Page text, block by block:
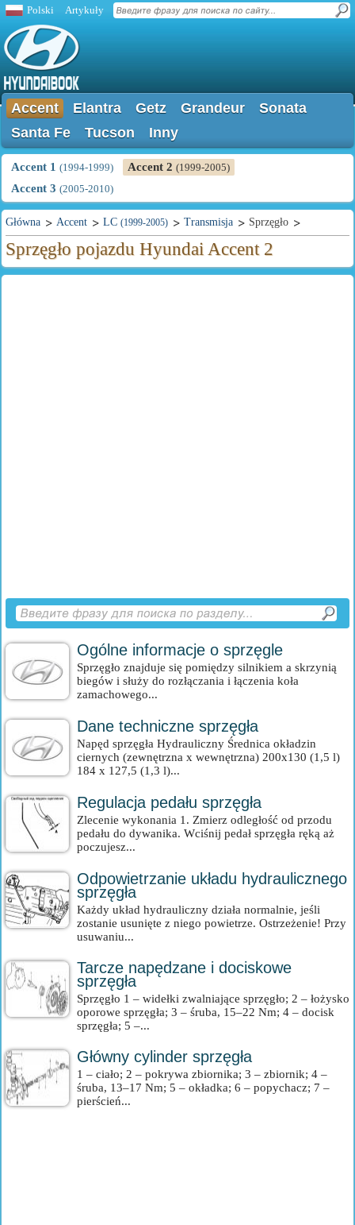
Polski Artykuły
Accent Elantra Getz Grandeur
Sonata
Santa Fe
Tucson Inny
Accent 1 (1994-1999) Accent 2 (1999-2005)
Accent 3 (2005-2010)
Główna Accent LC (1999-2005) Transmisja Sprzęgło
Sprzęgło pojazdu Hyundai Accent 2
Ogólne informacje o sprzęgle
Sprzęgło znajduje się pomiędzy silnikiem a skrzynią
biegów i służy do rozłączania i łączenia koła
zamachowego...
Dane techniczne sprzęgła
Napęd sprzęgła Hydrauliczny Średnica okładzin
ciernych (zewnętrzna x wewnętrzna) 200x130 (1,5 l)
184 x 127,5 (1,3 l)...
Regulacja pedału sprzęgła
Zlecenie wykonania 1. Zmierz odległość od przodu
pedału do dywanika. Wciśnij pedał sprzęgła ręką aż
poczujesz...
Odpowietrzanie układu hydraulicznego
sprzęgła
Każdy układ hydrauliczny działa normalnie, jeśli
zostanie usunięte z niego powietrze. Ostrzeżenie! Przy
usuwaniu...
Tarcze napędzane i dociskowe
sprzęgła
Sprzęgło 1 – widełki zwalniające sprzęgło; 2 – łożysko
oporowe sprzęgła; 3 – śruba, 15–22 Nm; 4 – docisk
sprzęgła; 5 –...
Główny cylinder sprzęgła
1 – ciało; 2 – pokrywa zbiornika; 3 – zbiornik; 4 –
śruba, 13–17 Nm; 5 – okładka; 6 – popychacz; 7 –
pierścień...